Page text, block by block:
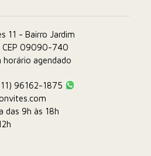
11 - Bairro Jardim
CEP 09090-740
agendado
96162-1875
das 9h às 18h